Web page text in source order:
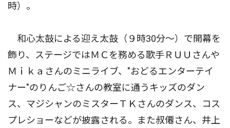
時）。
和心太鼓による迎え太鼓（９時30分〜）で開幕を
飾り、ステージではＭＣを務める歌手ＲＵＵさんや
Ｍｉｋａさんのミニライブ、"おどるエンターテイ
ナー"のりんご☆さんの教室に通うキッズのダン
ス、マジシャンのミスターＴＫさんのダンス、コス
プレショーなどが披露される。また叔僊さん、井上